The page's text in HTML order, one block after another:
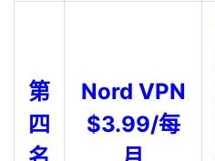
第
四
Nord VPN
$3.99/每